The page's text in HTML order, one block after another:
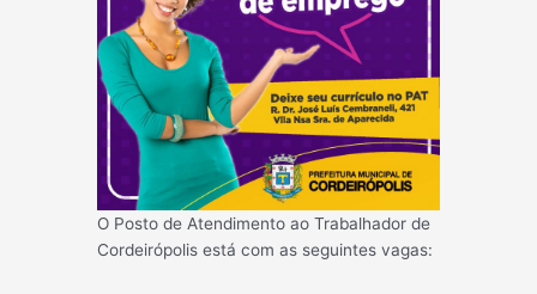
O Posto de Atendimento ao Trabalhador de
Cordeirópolis está com as seguintes vagas: